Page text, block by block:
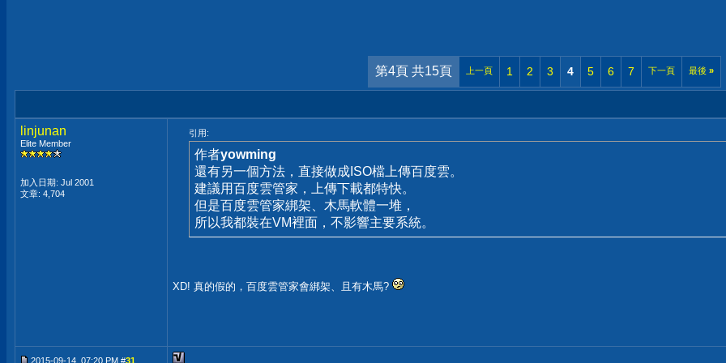
第4頁 共15頁 上一頁 1 2 3 4 5 6 7 下一頁 最後 »
linjunan
Elite Member
加入日期: Jul 2001
文章: 4,704
引用:
作者yowming
還有另一個方法，直接做成ISO檔上傳百度雲。
建議用百度雲管家，上傳下載都特快。
但是百度雲管家綁架、木馬軟體一堆，
所以我都裝在VM裡面，不影響主要系統。
XD! 真的假的，百度雲管家會綁架、且有木馬?
2015-09-14, 07:20 PM #31